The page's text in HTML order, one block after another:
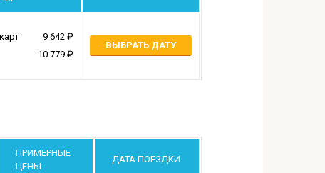
9 642
10 779
ВЫБРАТЬ ДАТУ
ПРИМЕРНЫЕ
ЦЕНЫ
ДАТА ПОЕЗДКИ